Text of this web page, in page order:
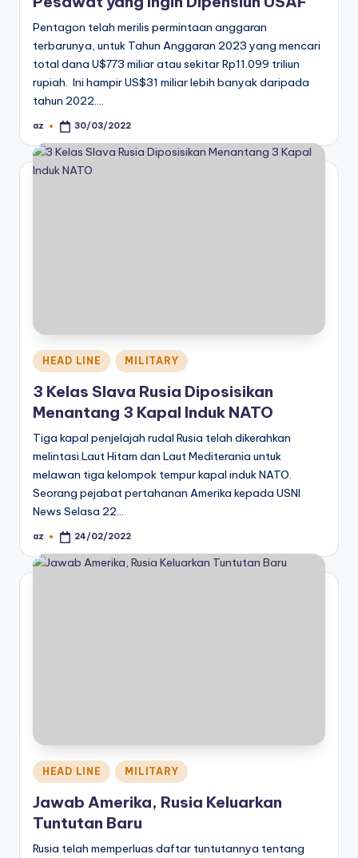
Pentagon telah merilis permintaan anggaran
terbarunya, untuk Tahun Anggaran 2023 yang mencari
total dana U$773 miliar atau sekitar Rp11.099 triliun
rupiah. Ini hampir US$31 miliar lebih banyak daripada
tahun 2022.…
Posted
az 30/03/2022
Posted
in
HEAD LINE MILITARY
3 Kelas Slava Rusia Diposisikan
Menantang 3 Kapal Induk NATO
Tiga kapal penjelajah rudal Rusia telah dikerahkan
melintasi Laut Hitam dan Laut Mediterania untuk
melawan tiga kelompok tempur kapal induk NATO.
Seorang pejabat pertahanan Amerika kepada USNI
News Selasa 22…
Posted
az 24/02/2022
Posted
in
HEAD LINE MILITARY
Jawab Amerika, Rusia Keluarkan
Tuntutan Baru
Rusia telah memperluas daftar tuntutannya tentang